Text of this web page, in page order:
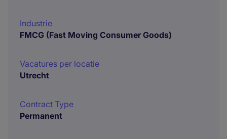
Industrie
FMCG (Fast Moving Consumer Goods)
Vacatures per locatie
Utrecht
Contract Type
Permanent